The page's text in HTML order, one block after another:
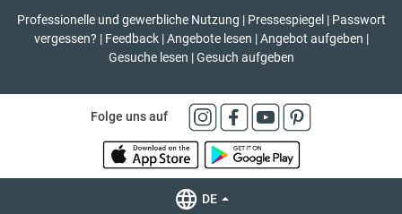
Professionelle und gewerbliche Nutzung | Pressespiegel | Passwort
vergessen? | Feedback | Angebote lesen | Angebot aufgeben |
Gesuche lesen | Gesuch aufgeben
Folge uns auf
DE